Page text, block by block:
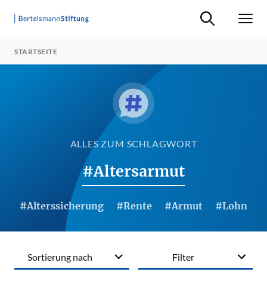
Suche ein-/
STARTSEITE
ALLES ZUM SCHLAGWORT
#Altersarmut
#Alterssicherung #Rente #Armut #Lohn
Filter
Sortierung nach